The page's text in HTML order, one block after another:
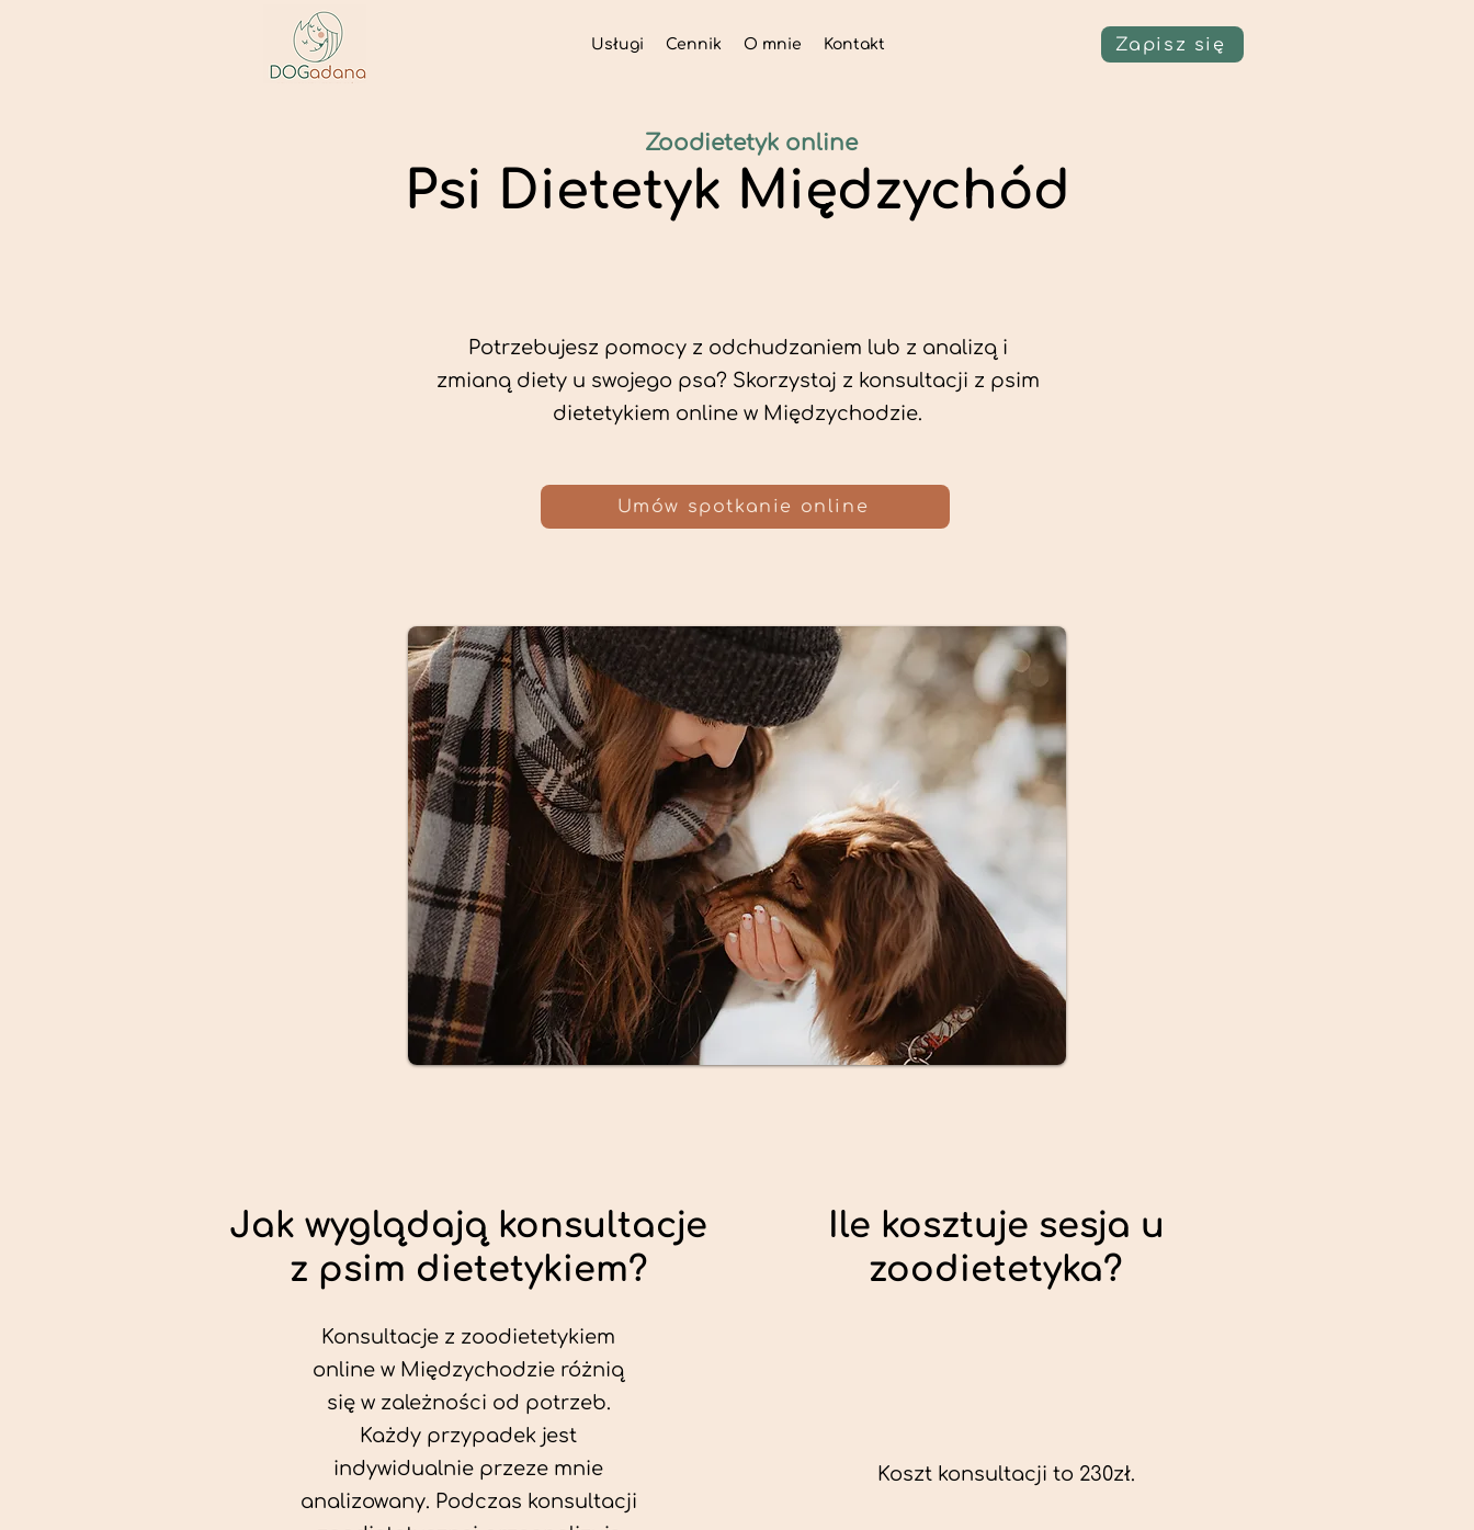
Usługi Cennik O mnie Kontakt Zapisz się
Psi Dietetyk Międzychód
Potrzebujesz pomocy z odchudzaniem lub z analizą i
zmianą diety u swojego psa? Skorzystaj z konsultacji z psim
dietetykiem online w Międzychodzie.
Zoodietetyk online
Umów spotkanie online
Jak wyglądają konsultacje
z psim dietetykiem?
Konsultacje z zoodietetykiem
online w Międzychodzie różnią
się w zależności od potrzeb.
Każdy przypadek jest
indywidualnie przeze mnie
analizowany. Podczas konsultacji
Ile kosztuje sesja u
zoodietetyka?
Koszt konsultacji to 230zł.